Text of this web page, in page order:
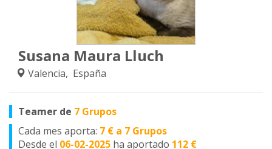
Susana Maura Lluch
Valencia, España
Teamer de 7 Grupos
Cada mes aporta: 7 € a 7 Grupos
Desde el 06-02-2025 ha aportado 112 €